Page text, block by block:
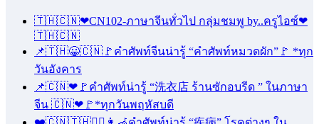
🇹🇭🇨🇳❤CN102-ภาษาจีนทั่วไป กลุ่มชมพู by..ครูไอซ์❤
🇹🇭🇨🇳
📌🇹🇭😀🇨🇳🚩คำศัพท์จีนน่ารู้ “คำศัพท์หมวดผัก”🚩 *ทุก
วันอังคาร
📌🇨🇳❤🚩คำศัพท์น่ารู้ “洗衣店 ร้านซักอบรีด ” ในภาษา
จีน 🇨🇳❤🚩*ทุกวันพฤหัสบดี